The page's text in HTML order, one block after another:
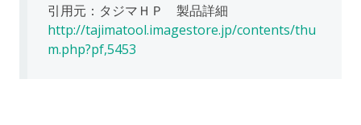
引用元：タジマＨＰ 製品詳細
http://tajimatool.imagestore.jp/contents/thu
m.php?pf,5453